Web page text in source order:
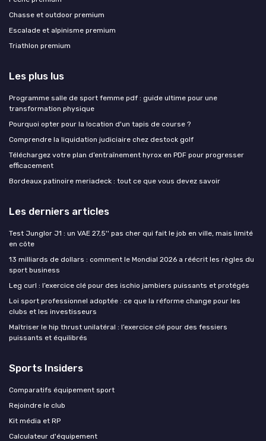
Chasse et outdoor premium
Escalade et alpinisme premium
Triathlon premium
Les plus lus
Programme salle de sport femme pdf : guide ultime pour une
transformation physique
Pourquoi opter pour la location d'un tapis de course ?
Comprendre la liquidation judiciaire chez destock golf
Téléchargez votre plan d’entraînement hyrox en PDF pour progresser
efficacement
Bordeaux patinoire meriadeck : tout ce que vous devez savoir
Les derniers articles
Test Junglor J1 : un VAE 27,5'' pas cher qui fait le job en ville, mais limité
en côte
13 milliards de dollars : comment le Mondial 2026 a réécrit les règles du
sport business
Leg curl : l’exercice clé pour des ischio jambiers puissants et protégés
Loi sport professionnel adoptée : ce que la réforme change pour les
clubs et les investisseurs
Maîtriser le hip thrust unilatéral : l’exercice clé pour des fessiers
puissants et équilibrés
Sports Insiders
Comparatifs équipement sport
Rejoindre le club
Kit média et RP
Calculateur d'équipement